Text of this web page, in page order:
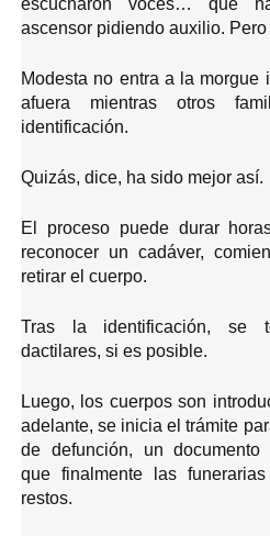
e
o
d
s
escucharon voces… que
ascensor pidiendo auxilio.
Modesta no entra a la morgue
afuera mientras otros
identificación.
Quizás, dice, ha sido mejor así.
El proceso puede durar
reconocer un cadáver,
retirar el cuerpo.
Tras la identificación, se
dactilares, si es posible.
Luego, los cuerpos son
adelante, se inicia el trámite
de defunción, un documento
que finalmente las
restos.